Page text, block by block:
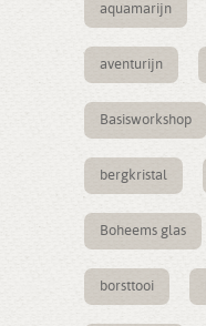
aquamarijn
aventurijn
Basisworkshop
bergkristal
Boheems glas
borsttooi